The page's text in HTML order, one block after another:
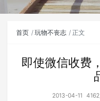
首页 玩物不丧志 正文
即使微信收费
2013-04-11